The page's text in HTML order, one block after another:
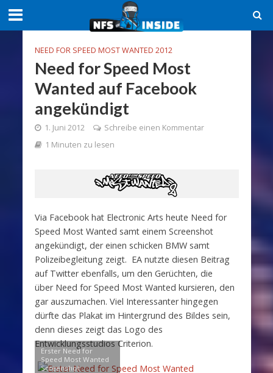
NEED FOR SPEED MOST WANTED 2012
Need for Speed Most
Wanted auf Facebook
angekündigt
1. Juni 2012
Schreibe einen Kommentar
1 Minuten zu lesen
Via Facebook hat Electronic Arts heute Need for
Speed Most Wanted samt einem Screenshot
angekündigt, der einen schicken BMW samt
Polizeibegleitung zeigt. EA nutzte diesen Beitrag
auf Twitter ebenfalls, um den Gerüchten, die
über Need for Speed Most Wanted kursieren, den
gar auszumachen. Viel Interessanter hingegen
dürfte das Plakat im Hintergrund des Bildes sein,
denn dieses zeigt das Logo des
Entwicklungsstudios Criterion.
Erster Need for
Speed Most Wanted
Screenshot